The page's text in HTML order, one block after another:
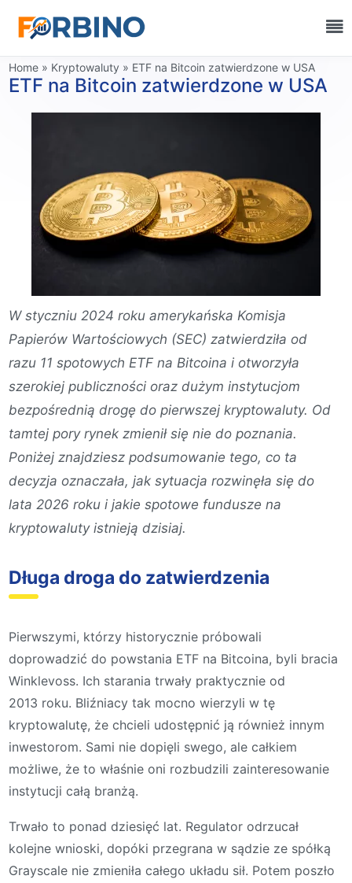
Home » Kryptowaluty » ETF na Bitcoin zatwierdzone w USA
ETF na Bitcoin zatwierdzone w USA
W styczniu 2024 roku amerykańska Komisja
Papierów Wartościowych (SEC) zatwierdziła od
razu 11 spotowych ETF na Bitcoina i otworzyła
szerokiej publiczności oraz dużym instytucjom
bezpośrednią drogę do pierwszej kryptowaluty. Od
tamtej pory rynek zmienił się nie do poznania.
Poniżej znajdziesz podsumowanie tego, co ta
decyzja oznaczała, jak sytuacja rozwinęła się do
lata 2026 roku i jakie spotowe fundusze na
kryptowaluty istnieją dzisiaj.
Długa droga do zatwierdzenia
Pierwszymi, którzy historycznie próbowali
doprowadzić do powstania ETF na Bitcoina, byli bracia
Winklevoss. Ich starania trwały praktycznie od
2013 roku. Bliźniacy tak mocno wierzyli w tę
kryptowalutę, że chcieli udostępnić ją również innym
inwestorom. Sami nie dopięli swego, ale całkiem
możliwe, że to właśnie oni rozbudzili zainteresowanie
instytucji całą branżą.
Trwało to ponad dziesięć lat. Regulator odrzucał
kolejne wnioski, dopóki przegrana w sądzie ze spółką
Grayscale nie zmieniła całego układu sił. Potem poszło